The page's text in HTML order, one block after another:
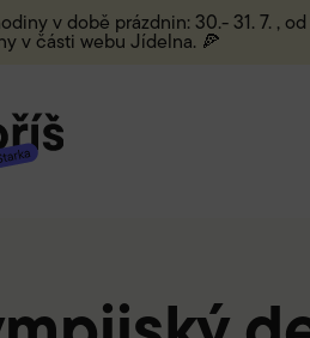
v době prázdnin: 30.- 31. 7. ,
v části webu Jídelna. 🍕